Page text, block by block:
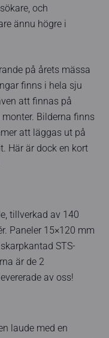
och
ännu högre i
på årets mässa
finns i hela sju
att finnas på
Bilderna finns
att läggas ut på
Här är dock en kort
tillverkad av 140
Paneler 15×120 mm
STS-
är de 2
av oss!
laude med en